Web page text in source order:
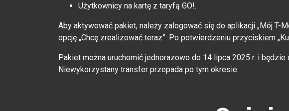
Użytkownicy na kartę z taryfą GO!.
Aby aktywować pakiet, należy zalogować się do aplikacji „Mój T-
opcję „Chcę zrealizować teraz”. Po potwierdzeniu przyciskiem
Pakiet można uruchomić jednorazowo do 14 lipca 2025 r. i
Niewykorzystany transfer przepada po tym okresie.